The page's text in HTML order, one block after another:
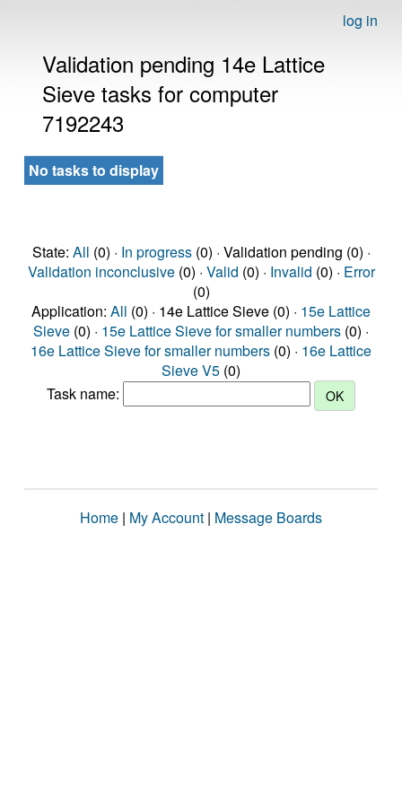
log in
Validation pending 14e Lattice
Sieve tasks for computer
7192243
No tasks to display
State: All (0) · In progress(0) · Validation pending (0) ·
Validation inconclusive(0) · Valid (0) · Invalid (0) · Error
(0)
Application: All (0) · 14e Lattice Sieve (0) · 15e Lattice
Sieve (0) · 15e Lattice Sieve for smaller numbers (0) ·
16e Lattice Sieve for smaller numbers (0) · 16e Lattice
Sieve V5 (0)
Task name:
Home | My Account | Message Boards